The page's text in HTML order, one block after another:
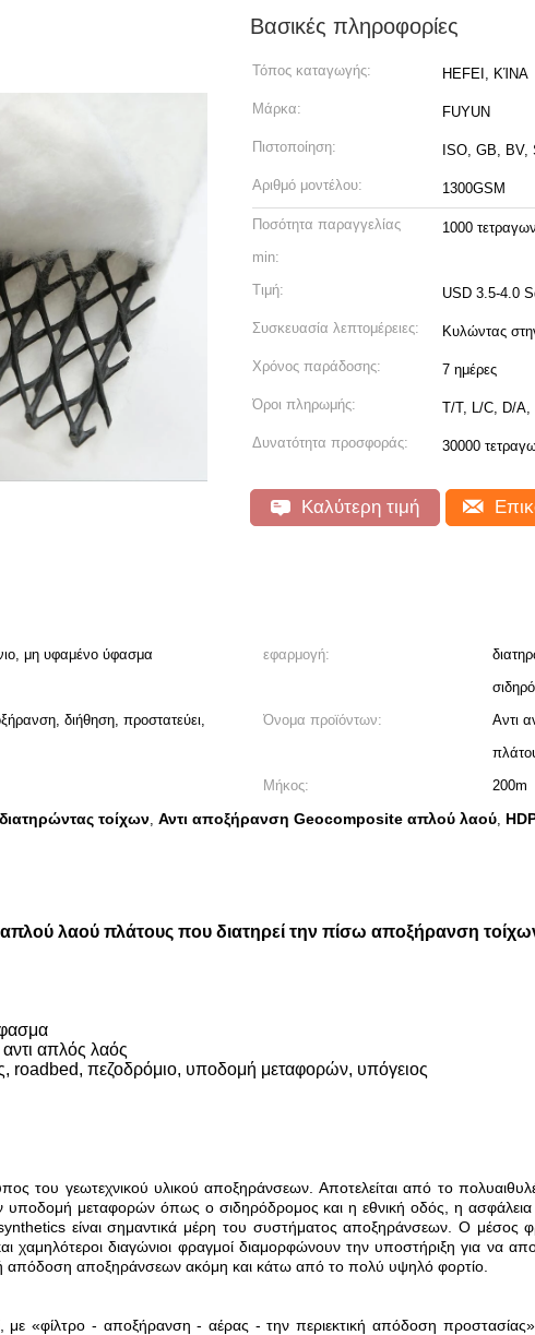
Βασικές πληροφορίες
Τόπος καταγωγής: HEFEI, ΚΊΝΑ
Μάρκα: FUYUN
Πιστοποίηση: ISO, GB, BV,
Αριθμό μοντέλου: 1300GSM
Ποσότητα παραγγελίας
min:
1000
Τιμή: USD 3.5-4.0
Συσκευασία λεπτομέρειες: Κυλώντας
Χρόνος παράδοσης: 7 ημέρες
Όροι πληρωμής: T/T, L/C, D/A,
Δυνατότητα προσφοράς: 30000
Καλύτερη τιμή
μη υφαμένο ύφασμα εφαρμογή:
διήθηση, προστατεύει,
Όνομα προϊόντων:
Αντι
Μήκος:
200m
τοίχων, Αντι αποξήρανση Geocomposite απλού λαού,
λαού πλάτους που διατηρεί την πίσω αποξήρανση
απλός λαός
roadbed, πεζοδρόμιο, υποδομή μεταφορών, υπόγειος
του γεωτεχνικού υλικού αποξηράνσεων. Αποτελείται από το
υποδομή μεταφορών όπως ο σιδηρόδρομος και η εθνική οδός, η
είναι σημαντικά μέρη του συστήματος αποξηράνσεων. Ο μέσος
χαμηλότεροι διαγώνιοι φραγμοί διαμορφώνουν την υποστήριξη για
απόδοση αποξηράνσεων ακόμη και κάτω από το πολύ υψηλό φορτίο.
«φίλτρο - αποξήρανση - αέρας - την περιεκτική απόδοση προστασίας».